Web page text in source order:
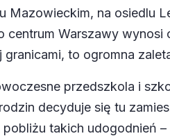
Mazowieckim, na osiedlu
Warszawy wynosi
to ogromna
przedszkola i
decyduje się tu
takich udogodnień